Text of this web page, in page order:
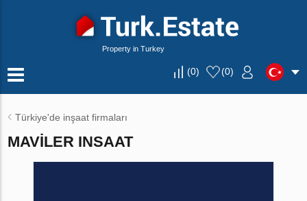
Property in Turkey
(0) (0)
Türkiye'de inşaat firmaları
MAVILER INSAAT